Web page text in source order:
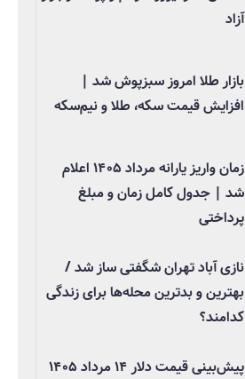
آزاد
بازار طلا امروز سبزپوش شد |
افزایش قیمت سکه، طلا و نیم‌سکه
زمان واریز یارانه مرداد ۱۴۰۵ اعلام
شد | جدول کامل زمان و مبلغ
پرداختی
نازی آباد تهران شگفتی ساز شد /
بهترین و بدترین محله‌ها برای زندگی
کدامند؟
پیش‌بینی قیمت دلار ۱۴ مرداد ۱۴۰۵